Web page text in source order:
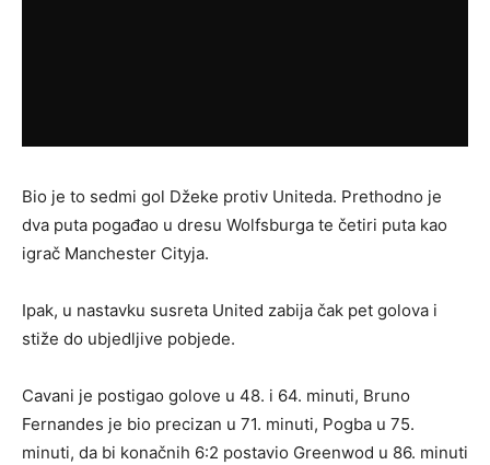
Bio je to sedmi gol Džeke protiv Uniteda. Prethodno je
dva puta pogađao u dresu Wolfsburga te četiri puta kao
igrač Manchester Cityja.
Ipak, u nastavku susreta United zabija čak pet golova i
stiže do ubjedljive pobjede.
Cavani je postigao golove u 48. i 64. minuti, Bruno
Fernandes je bio precizan u 71. minuti, Pogba u 75.
minuti, da bi konačnih 6:2 postavio Greenwod u 86. minuti